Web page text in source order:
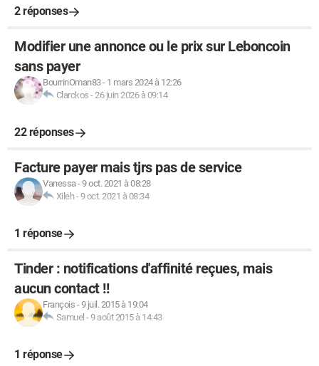
2 réponses
Modifier une annonce ou le prix sur Leboncoin
sans payer
BourrinOman83- 1 mars 2024 à 12:26
Clarckos -26 juin 2026 à 09:14
22 réponses
Facture payer mais tjrs pas de service
Vanessa-9 oct. 2021 à 08:28
Xileh-9 oct. 2021 à 08:34
1 réponse
Tinder : notifications d'affinité reçues, mais
aucun contact !!
François -9 juil. 2015 à 19:04
Samuel -9 août 2015 à 14:43
1 réponse